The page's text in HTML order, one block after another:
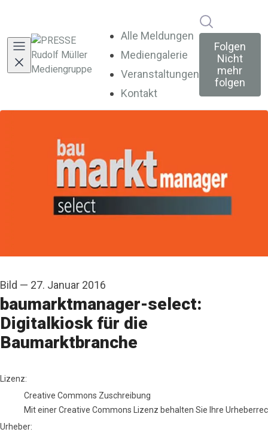
Alle Meldungen
Mediengalerie
Veranstaltungen
Kontakt
Folgen
Nicht
mehr
folgen
Bild — 27. Januar 2016
baumarktmanager-select:
Digitalkiosk für die
Baumarktbranche
baumarktmanager
Lizenz:
Creative Commons Zuschreibung
Mit einer Creative Commons Lizenz behalten Sie Ihre
Urheber: